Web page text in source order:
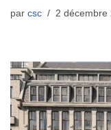
par csc 2 décembre